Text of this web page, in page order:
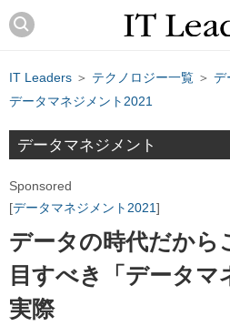
IT Leaders ＞ テクノロジー一覧 ＞ デ
データマネジメント2021
データマネジメント
Sponsored
データマネジメント2021
データの時代だから
目すべき「データマ
実際